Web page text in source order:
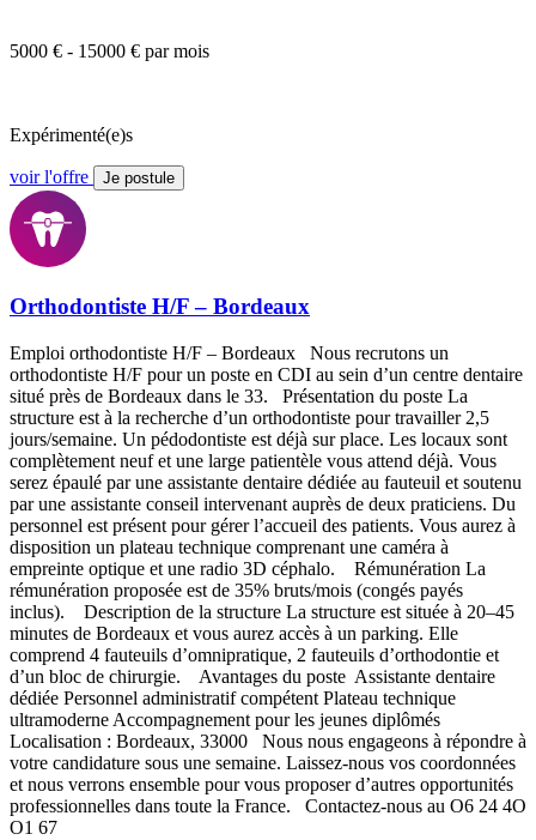
5000 € - 15000 € par mois
Expérimenté(e)s
voir l'offre Je postule
Orthodontiste H/F – Bordeaux
Emploi orthodontiste H/F – Bordeaux Nous recrutons un
orthodontiste H/F pour un poste en CDI au sein d’un centre dentaire
situé près de Bordeaux dans le 33. Présentation du poste La
structure est à la recherche d’un orthodontiste pour travailler 2,5
jours/semaine. Un pédodontiste est déjà sur place. Les locaux sont
complètement neuf et une large patientèle vous attend déjà. Vous
serez épaulé par une assistante dentaire dédiée au fauteuil et soutenu
par une assistante conseil intervenant auprès de deux praticiens. Du
personnel est présent pour gérer l’accueil des patients. Vous aurez à
disposition un plateau technique comprenant une caméra à
empreinte optique et une radio 3D céphalo. Rémunération La
rémunération proposée est de 35% bruts/mois (congés payés
inclus). Description de la structure La structure est située à 20–45
minutes de Bordeaux et vous aurez accès à un parking. Elle
comprend 4 fauteuils d’omnipratique, 2 fauteuils d’orthodontie et
d’un bloc de chirurgie. Avantages du poste Assistante dentaire
dédiée Personnel administratif compétent Plateau technique
ultramoderne Accompagnement pour les jeunes diplômés
Localisation : Bordeaux, 33000 Nous nous engageons à répondre à
votre candidature sous une semaine. Laissez-nous vos coordonnées
et nous verrons ensemble pour vous proposer d’autres opportunités
professionnelles dans toute la France. Contactez-nous au O6 24 4O
O1 67